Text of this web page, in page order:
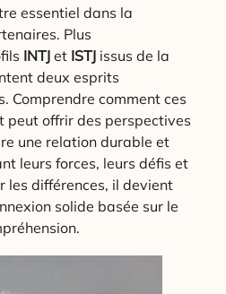
essentiel dans la
Plus
INTJ et ISTJ issus de la
deux esprits
Comprendre comment ces
peut offrir des perspectives
une relation durable et
leurs forces, leurs défis et
les différences, il devient
solide basée sur le